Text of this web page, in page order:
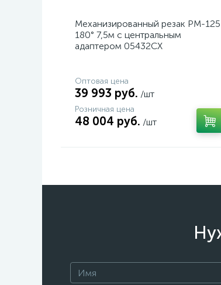
Механизированный резак PM-125
180° 7,5м с центральным
адаптером 05432CX
Оптовая цена
39 993 руб. /шт
Розничная цена
48 004 руб. /шт